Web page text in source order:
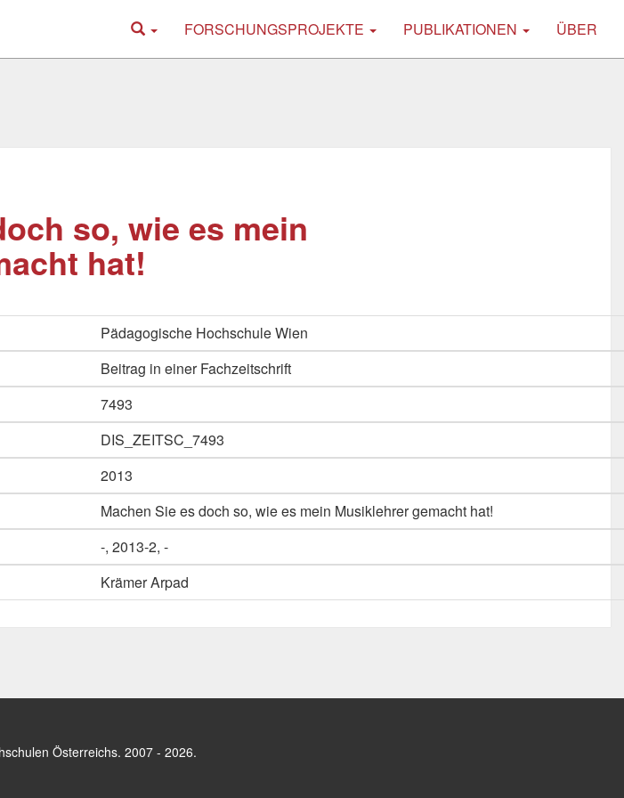
FORSCHUNGSPROJEKTE PUBLIKATIONEN ÜBER
so, wie es mein
hat!
Pädagogische Hochschule Wien
Beitrag in einer Fachzeitschrift
7493
DIS_ZEITSC_7493
2013
Machen Sie es doch so, wie es mein Musiklehrer gemacht hat!
-, 2013-2, -
Krämer Arpad
Österreichs. 2007 - 2026.